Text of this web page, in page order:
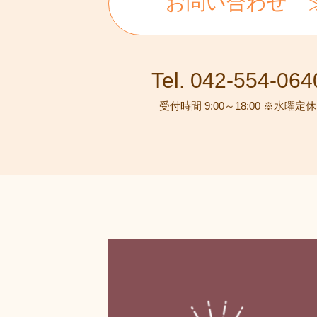
Tel. 042-554-
受付時間 9:00～18:00 ※水曜定休